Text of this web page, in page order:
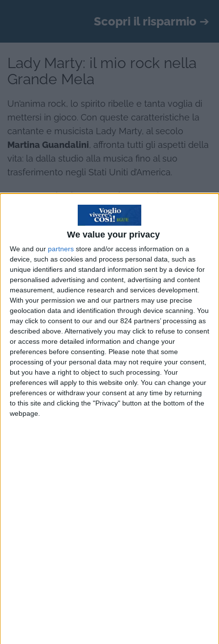
We value your privacy
We and our partners store and/or access information on a
device, such as cookies and process personal data, such as
unique identifiers and standard information sent by a device for
personalised advertising and content, advertising and content
measurement, audience research and services development.
With your permission we and our partners may use precise
geolocation data and identification through device scanning. You
may click to consent to our and our 824 partners’ processing as
described above. Alternatively you may click to refuse to consent
or access more detailed information and change your
preferences before consenting.
Please note that some
processing of your personal data may not require your consent,
but you have a right to object to such processing. Your
preferences will apply to this website only. You can change your
preferences or withdraw your consent at any time by returning
to this site and clicking the "Privacy" button at the bottom of the
webpage.
Scopri il risparmio ➔
Lady Marty: il mio rock nella
Grande Mela
Un’anima rock, lo spirito ribelle e tanta voglia di
mettersi in gioco. Con queste caratteristiche la
cantante e musicista Lady Marty, al secolo
Martina Guandalini, affronta tutti gli aspetti della
vita: la dalla studio alla musica fino al suo
trasferimento negli Stati Uniti d’America.
Nata a Carpi nel 1986, Martina entra in contatto
con l’arte musicale prestissimo. A 5 anni infatti
inizia a studiare ballo classico nella sua città.
Passano gli anni, Martina frequenta le scuole
elementari e medie, per poi iscriversi al liceo
scientifico.